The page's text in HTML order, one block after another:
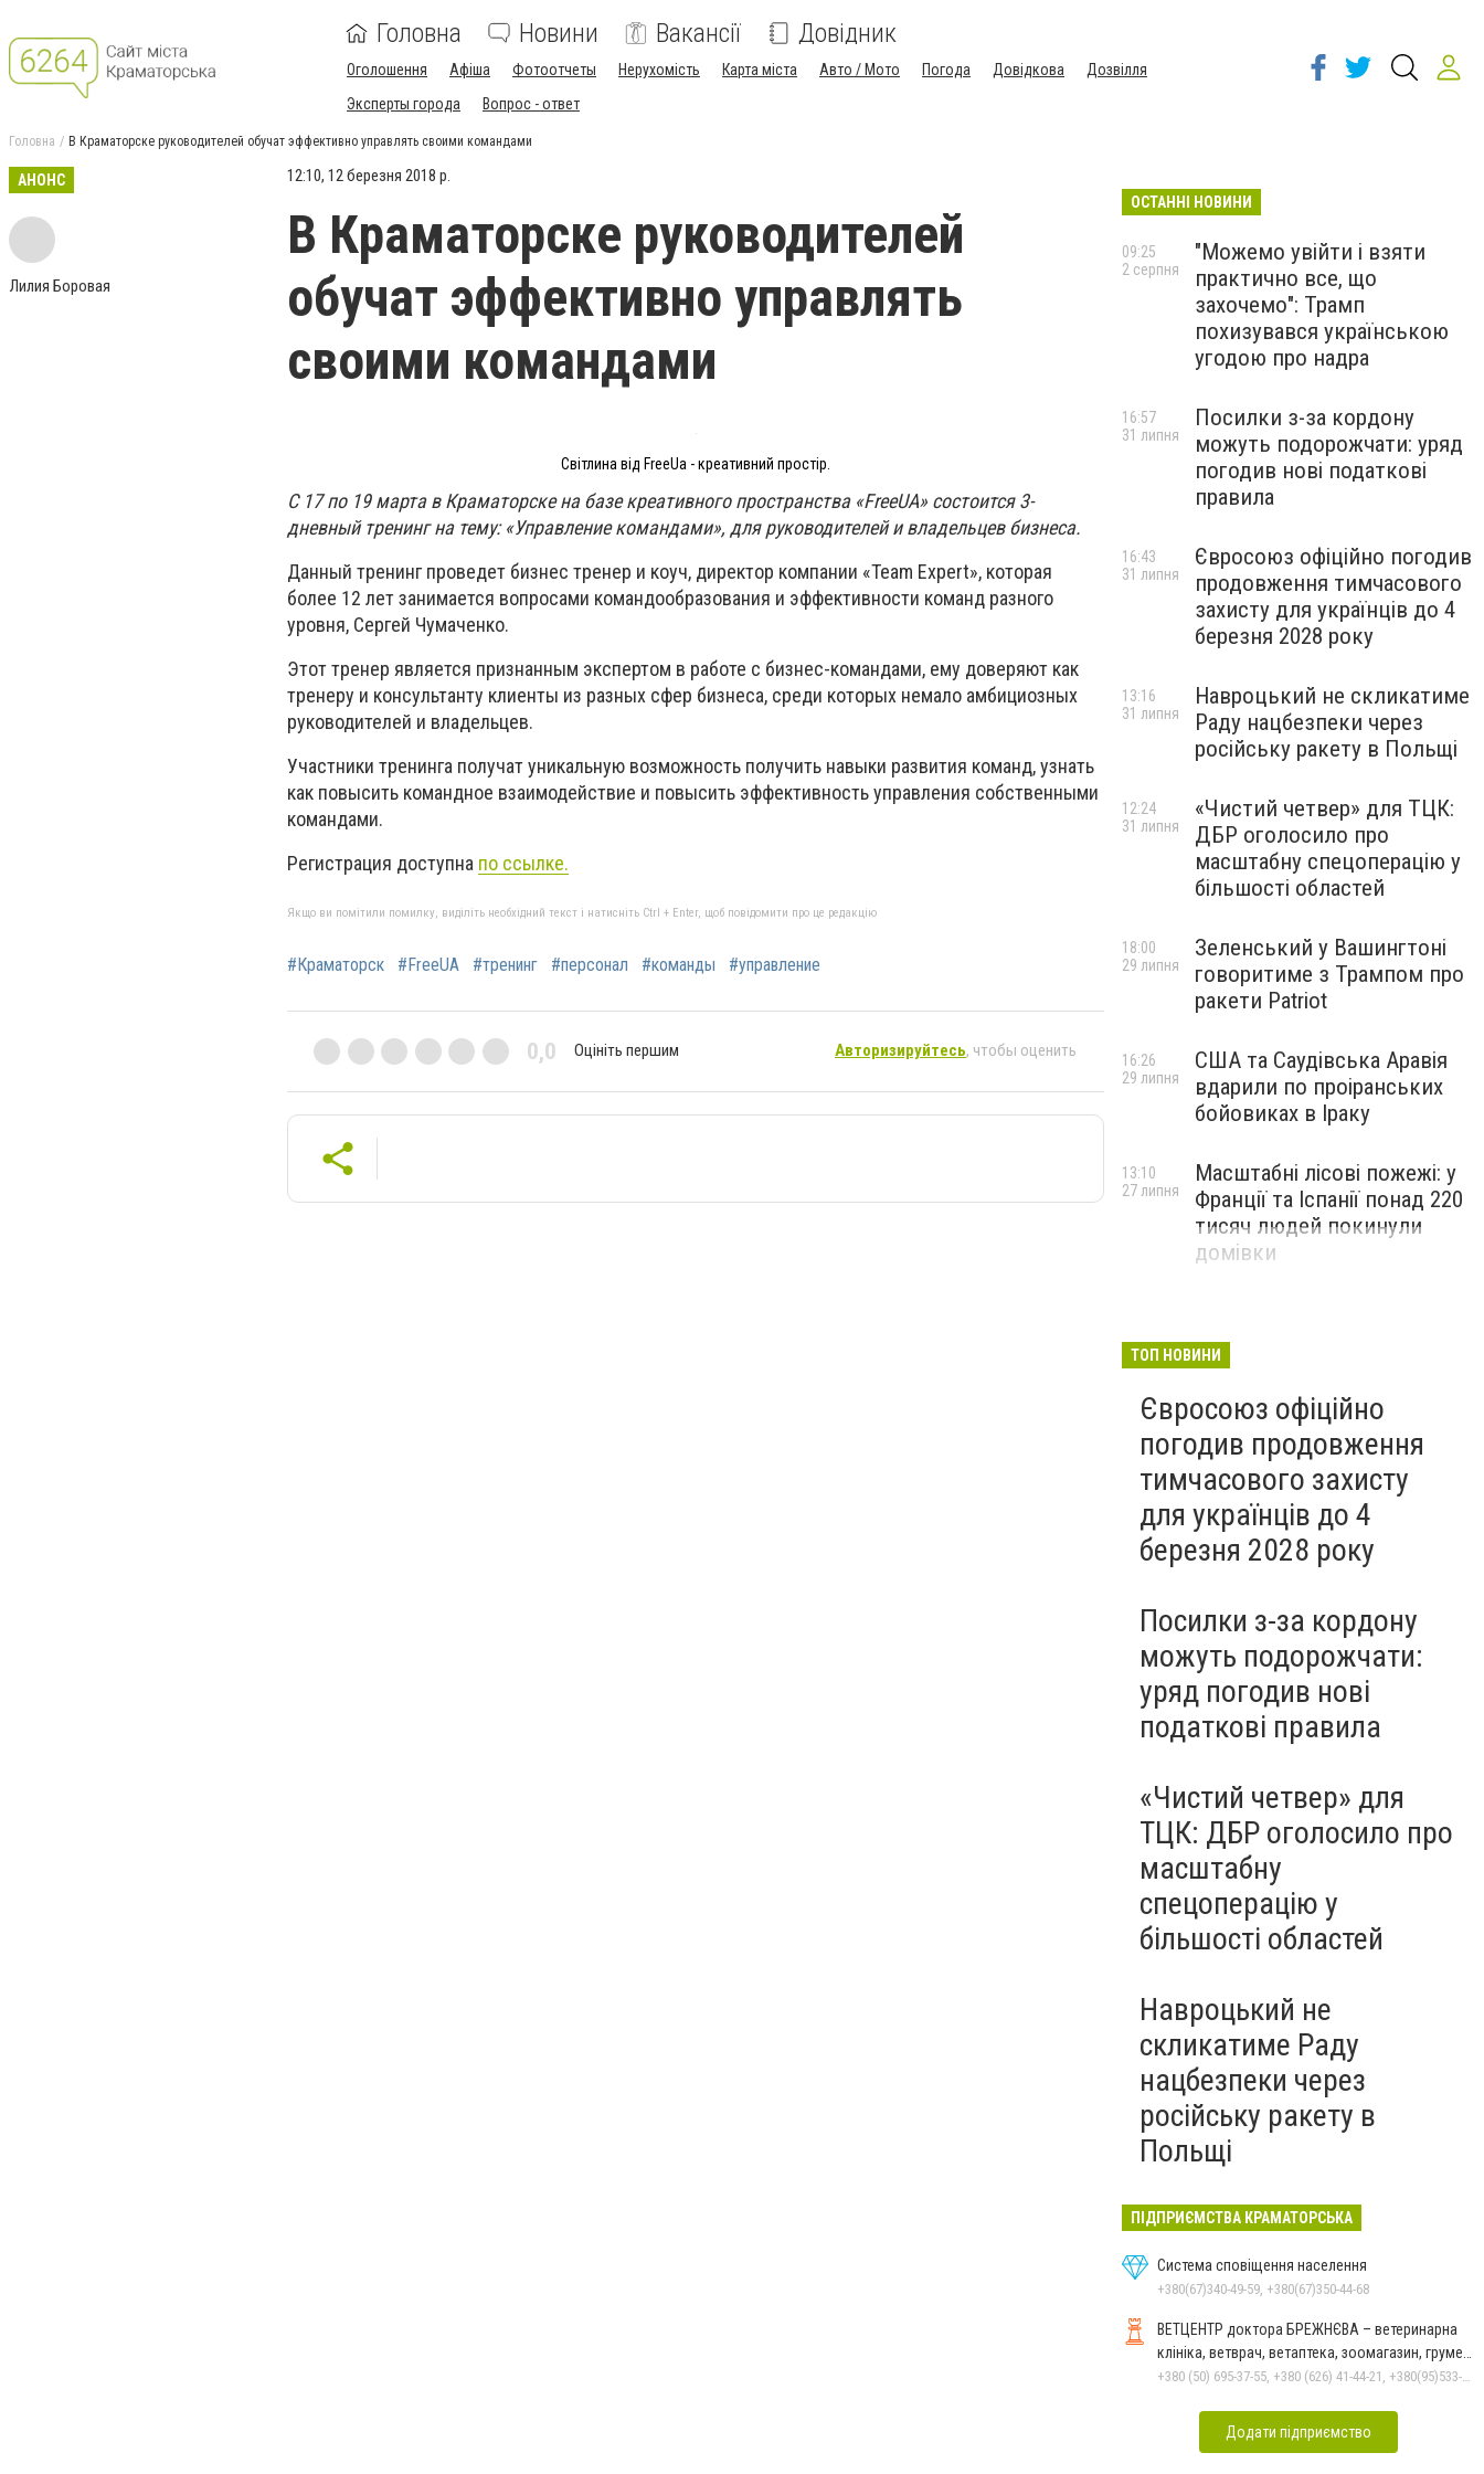
Головна Новини Вакансії Довідник
Оголошення Афіша Фотоотчеты Нерухомість Карта міста Авто / Мото Погода Довідкова
Дозвілля
Эксперты города
Вопрос - ответ
Головна В Краматорске руководителей обучат эффективно управлять своими командами
АНОНС
Лилия Боровая
12:10, 12 березня 2018 р.
В Краматорске руководителей
обучат эффективно управлять
своими командами
Світлина від FreeUa - креативний простір.
С 17 по 19 марта в Краматорске на базе креативного пространства «FreeUA» состоится 3-
дневный тренинг на тему: «Управление командами», для руководителей и владельцев бизнеса.
Данный тренинг проведет бизнес тренер и коуч, директор компании «Team Expert», которая
более 12 лет занимается вопросами командообразования и эффективности команд разного
уровня, Сергей Чумаченко.
Этот тренер является признанным экспертом в работе с бизнес-командами, ему доверяют как
тренеру и консультанту клиенты из разных сфер бизнеса, среди которых немало амбициозных
руководителей и владельцев.
Участники тренинга получат уникальную возможность получить навыки развития команд, узнать
как повысить командное взаимодействие и повысить эффективность управления собственными
командами.
Регистрация доступна по ссылке.
Якщо ви помітили помилку, виділіть необхідний текст і натисніть Ctrl + Enter, щоб повідомити про це редакцію
#Краматорск #FreeUA #тренинг #персонал #команды #управление
0,0 Оцініть першим Авторизируйтесь, чтобы оценить
ОСТАННІ НОВИНИ
"Можемо увійти і взяти
практично все, що
захочемо": Трамп
похизувався українською
угодою про надра
09:25
2 серпня
Посилки з-за кордону
можуть подорожчати: уряд
погодив нові податкові
правила
16:57
31 липня
Євросоюз офіційно погодив
продовження тимчасового
захисту для українців до 4
березня 2028 року
16:43
31 липня
Навроцький не скликатиме
Раду нацбезпеки через
російську ракету в Польщі
13:16
31 липня
«Чистий четвер» для ТЦК:
ДБР оголосило про
масштабну спецоперацію у
більшості областей
12:24
31 липня
Зеленський у Вашингтоні
говоритиме з Трампом про
ракети Patriot
18:00
29 липня
США та Саудівська Аравія
вдарили по проіранських
бойовиках в Іраку
16:26
29 липня
Масштабні лісові пожежі: у
Франції та Іспанії понад 220
тисяч людей покинули
домівки
13:10
27 липня
ТОП НОВИНИ
Євросоюз офіційно
погодив продовження
тимчасового захисту
для українців до 4
березня 2028 року
Посилки з-за кордону
можуть подорожчати:
уряд погодив нові
податкові правила
«Чистий четвер» для
ТЦК: ДБР оголосило про
масштабну
спецоперацію у
більшості областей
Навроцький не
скликатиме Раду
нацбезпеки через
російську ракету в
Польщі
ПІДПРИЄМСТВА КРАМАТОРСЬКА
Система сповіщення населення
+380(67)340-49-59, +380(67)350-44-68
ВЕТЦЕНТР доктора БРЕЖНЄВА – ветеринарна
клініка, ветврач, ветаптека, зоомагазин, грумер,
стрижки.
+380 (50) 695-37-55, +380 (626) 41-44-21, +380(95)533-90-03
Додати підприємство